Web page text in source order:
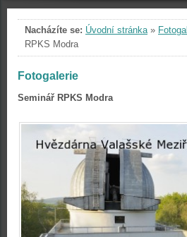
Nacházíte se: Úvodní stránka»
RPKS Modra
Fotogalerie
Seminář RPKS Modra